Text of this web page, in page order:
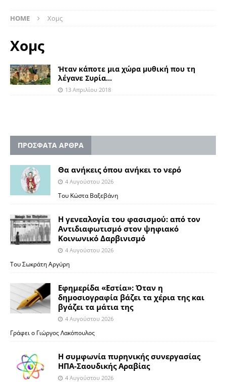
HOME Χομς
Χομς
Ήταν κάποτε μια χώρα μυθική που τη
λέγανε Συρία…
13 Απριλίου 2018
ΠΡΟΣΦΑΤΑ ΑΡΘΡΑ
Θα ανήκεις όπου ανήκει το νερό
4 Αυγούστου 2026
Του Κώστα Βαξεβάνη
Η γενεαλογία του φασισμού: από τον
Αντιδιαφωτισμό στον ψηφιακό
Κοινωνικό Δαρβινισμό
4 Αυγούστου 2026
Του Σωκράτη Αργύρη
Εφημερίδα «Εστία»: Όταν η
δημοσιογραφία βάζει τα χέρια της και
βγάζει τα μάτια της
4 Αυγούστου 2026
Γράφει ο Γιώργος Λακόπουλος
Η συμφωνία πυρηνικής συνεργασίας
ΗΠΑ-Σαουδικής Αραβίας
4 Αυγούστου 2026